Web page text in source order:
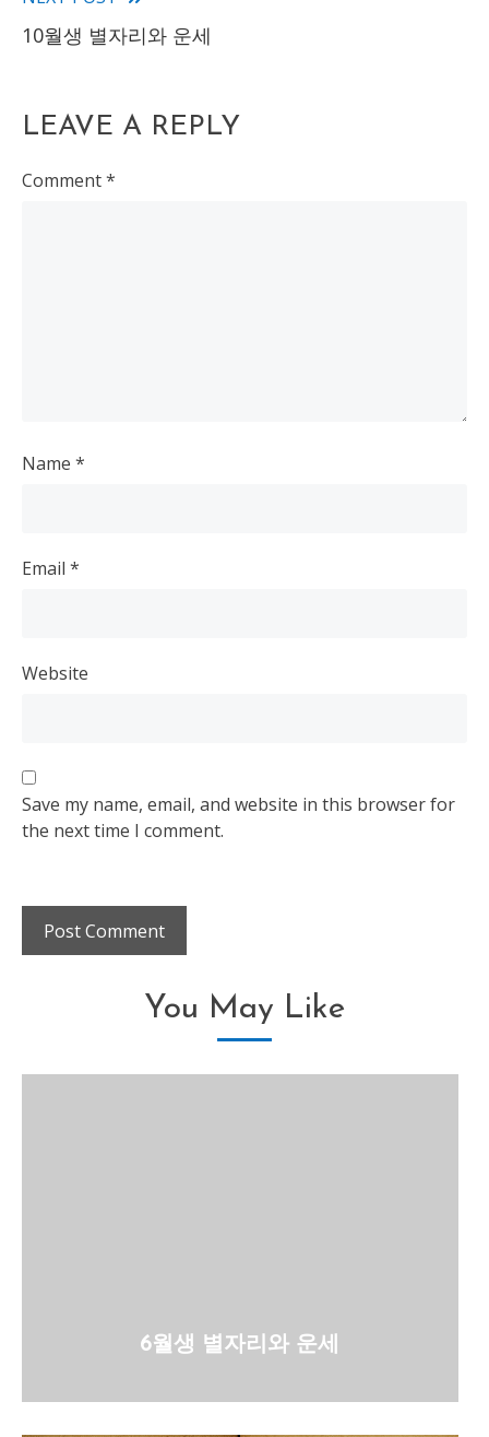
10월생 별자리와 운세
LEAVE A REPLY
Comment*
Name *
Email *
Website
Save my name, email, and website in this browser for
the next time I comment.
You May Like
6월생 별자리와 운세